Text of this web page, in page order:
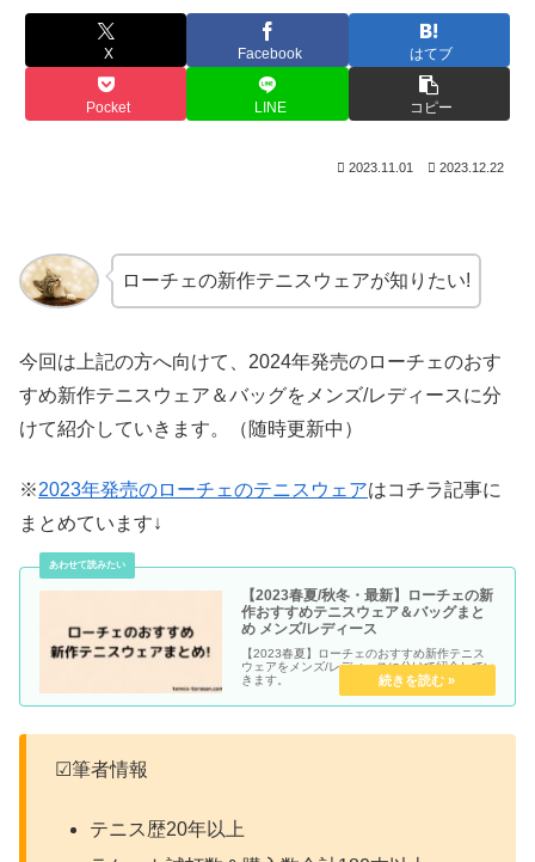
X Facebook はてブ
Pocket LINE コピー
2023.11.01 2023.12.22
ローチェの新作テニスウェアが知りたい!
今回は上記の方へ向けて、2024年発売のローチェのおす
すめ新作テニスウェア＆バッグをメンズ/レディースに分
けて紹介していきます。（随時更新中）
※2023年発売のローチェのテニスウェアはコチラ記事に
まとめています↓
【2023春夏/秋冬・最新】ローチェの新
作おすすめテニスウェア＆バッグまと
め メンズ/レディース
【2023春夏】ローチェのおすすめ新作テニス
ウェアをメンズ/レディースに分けて紹介してい
きます。
☑筆者情報
テニス歴20年以上